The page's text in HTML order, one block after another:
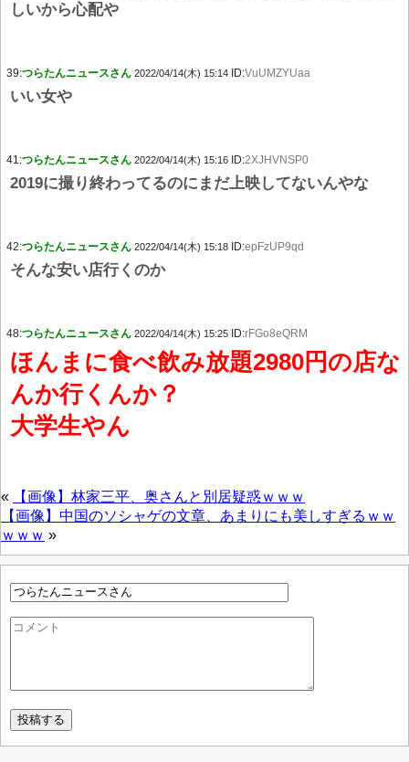
しいから心配や
39:つらたんニュースさん 2022/04/14(木) 15:14 ID:VuUMZYUaa
いい女や
41:つらたんニュースさん 2022/04/14(木) 15:16 ID:2XJHVNSP0
2019に撮り終わってるのにまだ上映してないんやな
42:つらたんニュースさん 2022/04/14(木) 15:18 ID:epFzUP9qd
そんな安い店行くのか
48:つらたんニュースさん 2022/04/14(木) 15:25 ID:rFGo8eQRM
ほんまに食べ飲み放題2980円の店な
んか行くんか？
大学生やん
«
【画像】林家三平、奥さんと別居疑惑ｗｗｗ
【画像】中国のソシャゲの文章、あまりにも美しすぎるｗｗ
ｗｗｗ »